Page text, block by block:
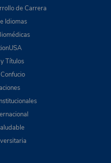
de Carrera
Idiomas
Títulos